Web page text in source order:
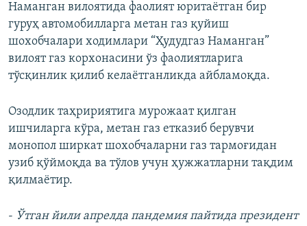
Наманган вилоятида фаолият юритаётган бир
гуруҳ автомобилларга метан газ қуйиш
шохобчалари ходимлари “Ҳудудгаз Наманган”
вилоят газ корхонасини ўз фаолиятларига
тўсқинлик қилиб келаётганликда айбламоқда.
Озодлик таҳририятига мурожаат қилган
ишчиларга кўра, метан газ етказиб берувчи
монопол ширкат шохобчаларни газ тармоғидан
узиб қўймоқда ва тўлов учун ҳужжатларни тақдим
қилмаётир.
- Ўтган йили апрелда пандемия пайтида президент